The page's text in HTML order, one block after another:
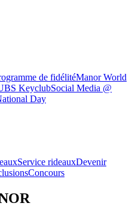
de fidélitéManor World
KeyclubSocial Media @
Day
Service rideauxDevenir
Concours